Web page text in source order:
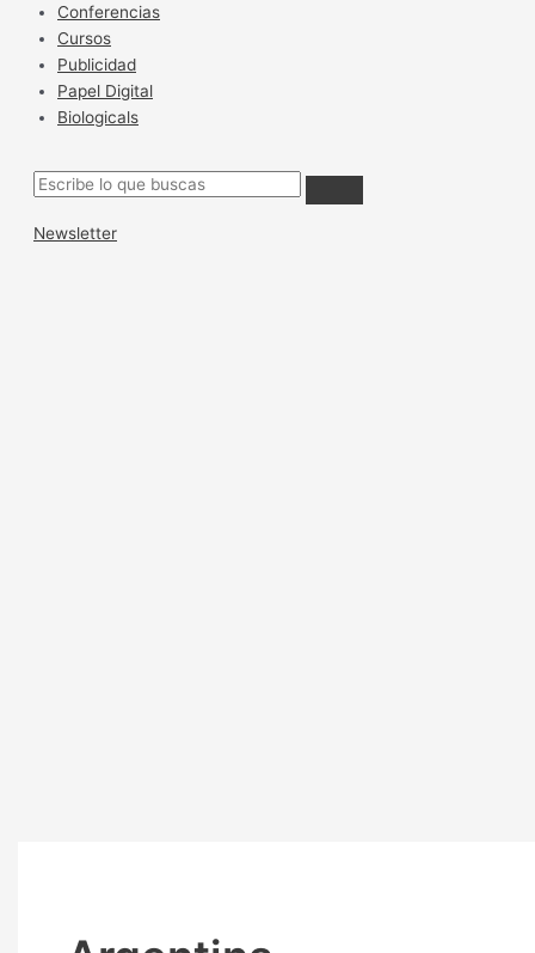
Conferencias
Cursos
Publicidad
Papel Digital
Biologicals
Newsletter